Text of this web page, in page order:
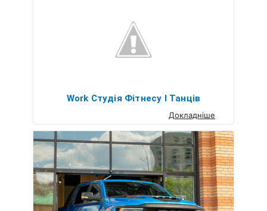
Work Студія Фітнесу І Танців
Докладніше